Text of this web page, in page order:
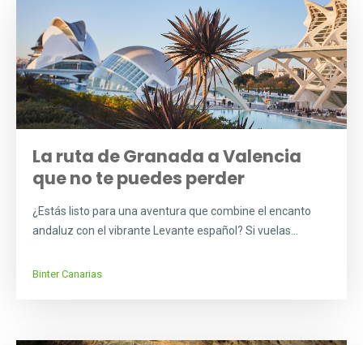
La ruta de Granada a Valencia
que no te puedes perder
¿Estás listo para una aventura que combine el encanto
andaluz con el vibrante Levante español? Si vuelas...
Binter Canarias